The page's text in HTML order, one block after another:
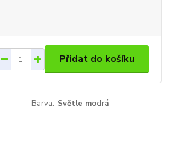
Přidat do košíku
Barva: Světle modrá